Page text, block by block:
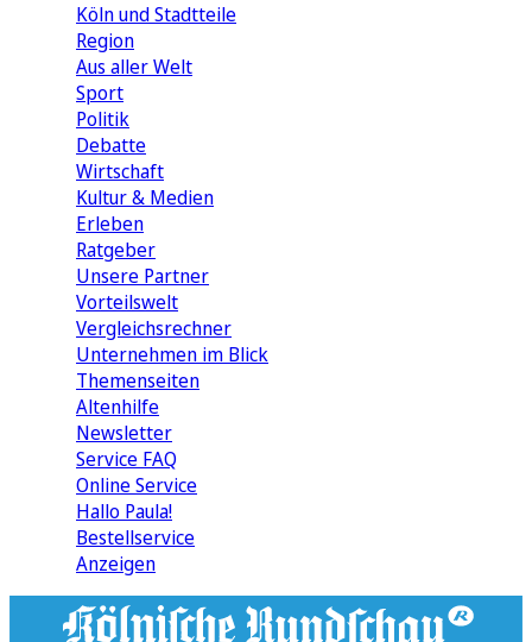
Köln und Stadtteile
Region
Aus aller Welt
Sport
Politik
Debatte
Wirtschaft
Kultur & Medien
Erleben
Ratgeber
Unsere Partner
Vorteilswelt
Vergleichsrechner
Unternehmen im Blick
Themenseiten
Altenhilfe
Newsletter
Service FAQ
Online Service
Hallo Paula!
Bestellservice
Anzeigen